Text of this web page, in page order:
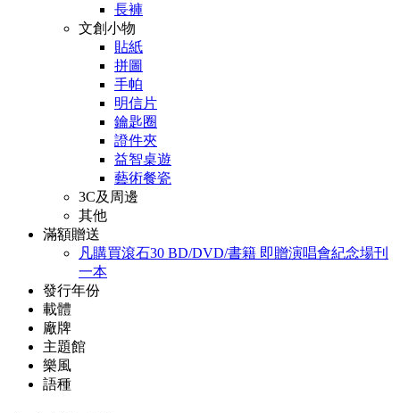
長褲
文創小物
貼紙
拼圖
手帕
明信片
鑰匙圈
證件夾
益智桌遊
藝術餐瓷
3C及周邊
其他
滿額贈送
凡購買滾石30 BD/DVD/書籍 即贈演唱會紀念場刊
一本
發行年份
載體
廠牌
主題館
樂風
語種